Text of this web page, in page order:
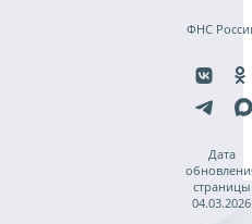
ФНС
Дата
страницы
04.03.2026